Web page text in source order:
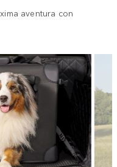
aventura con